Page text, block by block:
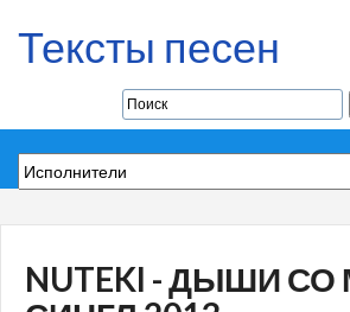
Тексты песен
NUTEKI - ДЫШИ